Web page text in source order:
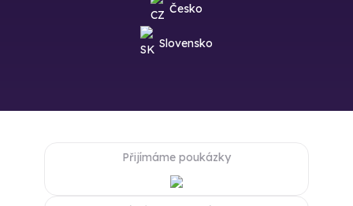
Česko
Slovensko
Přijímáme poukázky